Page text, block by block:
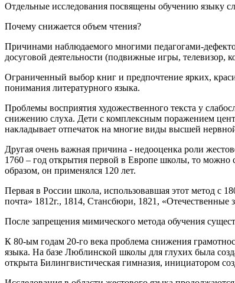
Отдельные исследования посвящены обучению языку
Почему снижается объем чтения?
Причинами наблюдаемого многими педагогами-
досуговой деятельности (подвижные игры, телевизор,
Ограниченный выбор книг и предпочтение ярких,
понимания литературного языка.
Проблемы восприятия художественного текста у
снижению слуха. Дети с комплексным поражением
накладывает отпечаток на многие виды высшей
Другая очень важная причина - недооценка роли
1760 – год открытия первой в Европе школы, то можно
образом, он применялся 120 лет.
Первая в России школа, использовавшая этот метод с
почта» 1812г., 1814, Стансбюри, 1821, «Отечественные
После запрещения мимического метода обучения
К 80-ым годам 20-го века проблема снижения
языка. На базе Люблинской школы для глухих была
открыта Билингвистическая гимназия, инициатором